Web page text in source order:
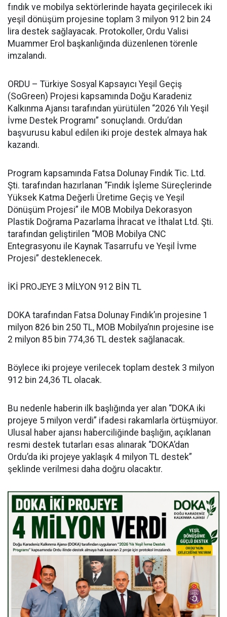
fındık ve mobilya sektörlerinde hayata geçirilecek iki
yeşil dönüşüm projesine toplam 3 milyon 912 bin 24
lira destek sağlayacak. Protokoller, Ordu Valisi
Muammer Erol başkanlığında düzenlenen törenle
imzalandı.
ORDU – Türkiye Sosyal Kapsayıcı Yeşil Geçiş
(SoGreen) Projesi kapsamında Doğu Karadeniz
Kalkınma Ajansı tarafından yürütülen “2026 Yılı Yeşil
İvme Destek Programı” sonuçlandı. Ordu’dan
başvurusu kabul edilen iki proje destek almaya hak
kazandı.
Program kapsamında Fatsa Dolunay Fındık Tic. Ltd.
Şti. tarafından hazırlanan “Fındık İşleme Süreçlerinde
Yüksek Katma Değerli Üretime Geçiş ve Yeşil
Dönüşüm Projesi” ile MOB Mobilya Dekorasyon
Plastik Doğrama Pazarlama İhracat ve İthalat Ltd. Şti.
tarafından geliştirilen “MOB Mobilya CNC
Entegrasyonu ile Kaynak Tasarrufu ve Yeşil İvme
Projesi” desteklenecek.
İKİ PROJEYE 3 MİLYON 912 BİN TL
DOKA tarafından Fatsa Dolunay Fındık’ın projesine 1
milyon 826 bin 250 TL, MOB Mobilya’nın projesine ise
2 milyon 85 bin 774,36 TL destek sağlanacak.
Böylece iki projeye verilecek toplam destek 3 milyon
912 bin 24,36 TL olacak.
Bu nedenle haberin ilk başlığında yer alan “DOKA iki
projeye 5 milyon verdi” ifadesi rakamlarla örtüşmüyor.
Ulusal haber ajansı haberciliğinde başlığın, açıklanan
resmi destek tutarları esas alınarak “DOKA’dan
Ordu’da iki projeye yaklaşık 4 milyon TL destek”
şeklinde verilmesi daha doğru olacaktır.